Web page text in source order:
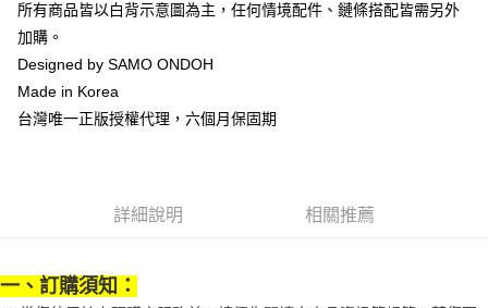
2.付款方式選擇「大哥付你分期」，訂單成立後會自動跳轉到大哥付的交易
流程，驗證手機門號後，選擇欲分期的期數、繳款截止日，確認付款後即完
成交易。
3.實際核准額度、可分期數及費用金額請依後續交易確認頁面所載為準。
4.訂單成立30分鐘內，如未前往確認交易或遇審核未通過，訂單將自動取
消。如遇「轉專審核」未通過狀況，表示未達大哥付你分期系統評分，恕無
法說明評估內容。
2.透過簡訊連結打開帳單後，可選擇「超商條碼／台灣大直營門市／銀行轉
帳／街口支付／iPASS MONEY」等通路繳費。
1.本服務係由「台灣大哥大股份有限公司」（以下簡稱本公司）所提供，讓
用戶於交易時，得透過本服務購買商品或服務，並由商店將買賣／分期付款
相關說明
【關於「AFTEE先享後付」】
AFTEE先享後付是「在收到商品之後才付款」的支付方式。 讓您購物簡單
便利好安心！
１．簡單：不需註冊會員、不需綁卡、不需儲值。
２．便利：只要手機號碼，簡訊認證，即可結帳。
結帳頁面，進行簡訊認證並確認金額後，即可完成結帳。
ATM／網路銀行／等多元方式進行付款，方視為交易完成。
※ 請注意：結帳手續完成當下不需立刻繳費，但若您需要取消訂單，請聯絡
運送方式
付款後7-11取貨
宅配
所有商品皆以白背示意圖為主，任何情境配件、鏈條搭配皆需另外
加購。
Designed by SAMO ONDOH
Made in Korea
台灣唯一正版授權代理，六個月保固期
詳細說明 相關推薦
一、訂購須知：